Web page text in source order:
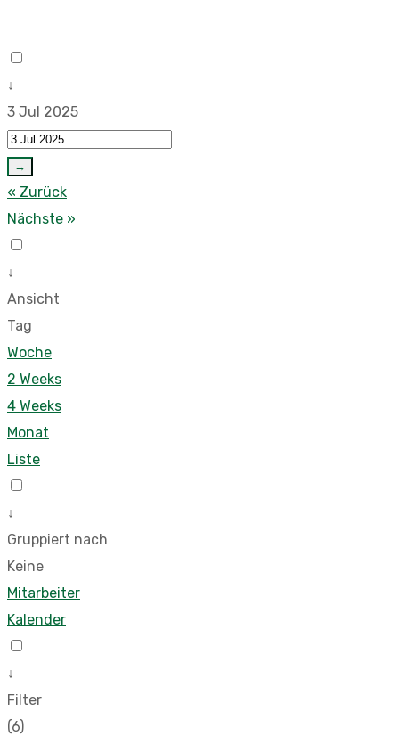
↓
3 Jul 2025
→
« Zurück
Nächste »
↓
Ansicht
Tag
Woche
2 Weeks
4 Weeks
Monat
Liste
↓
Gruppiert nach
Keine
Mitarbeiter
Kalender
↓
Filter
(6)